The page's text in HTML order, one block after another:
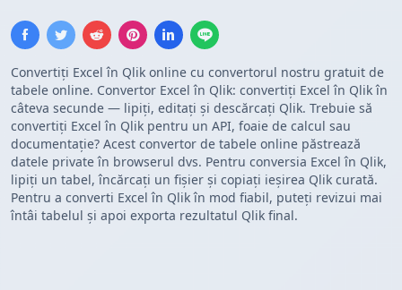
Convertiți Excel în Qlik online cu convertorul nostru gratuit de
tabele online. Convertor Excel în Qlik: convertiți Excel în Qlik în
câteva secunde — lipiți, editați și descărcați Qlik. Trebuie să
convertiți Excel în Qlik pentru un API, foaie de calcul sau
documentație? Acest convertor de tabele online păstrează
datele private în browserul dvs. Pentru conversia Excel în Qlik,
lipiți un tabel, încărcați un fișier și copiați ieșirea Qlik curată.
Pentru a converti Excel în Qlik în mod fiabil, puteți revizui mai
întâi tabelul și apoi exporta rezultatul Qlik final.